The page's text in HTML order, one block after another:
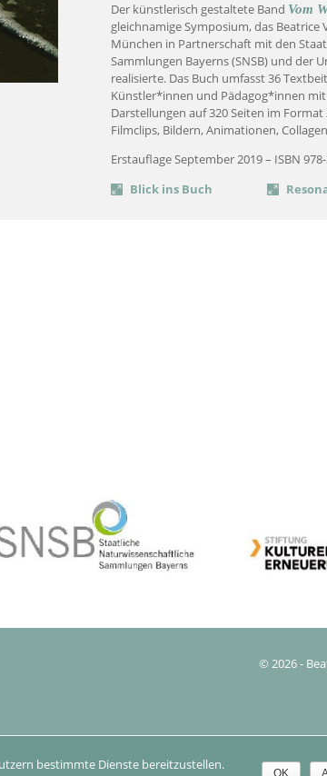
Der künstlerisch gestaltete Band Vom
gleichnamige Symposium, das
München in Partnerschaft mit den
Sammlungen Bayerns (SNSB) und der
realisierte. Das Buch umfasst 36
Künstler*innen und Pädagog*innen
Darstellungen auf 320 Seiten im
Filmclips, Bildern, Animationen,
Erstauflage September 2019 – ISBN
Blick ins Buch
© 2026 -
bestimmte Dienste bereitzustellen.
OK